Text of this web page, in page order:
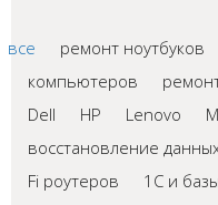
все ремонт ноутбуков
компьютеров
Dell
HP Lenovo
восстановление
Fi роутеров
1С и